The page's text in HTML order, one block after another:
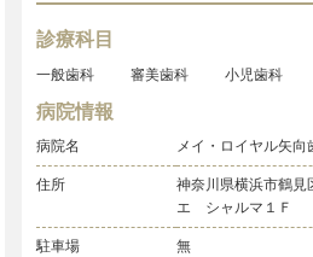
診療科目
一般歯科 審美歯科 小児歯科
病院情報
病院名 メイ・ロイヤル矢向
住所
神奈川県横浜市鶴見
エ シャルマ１Ｆ
駐車場 無